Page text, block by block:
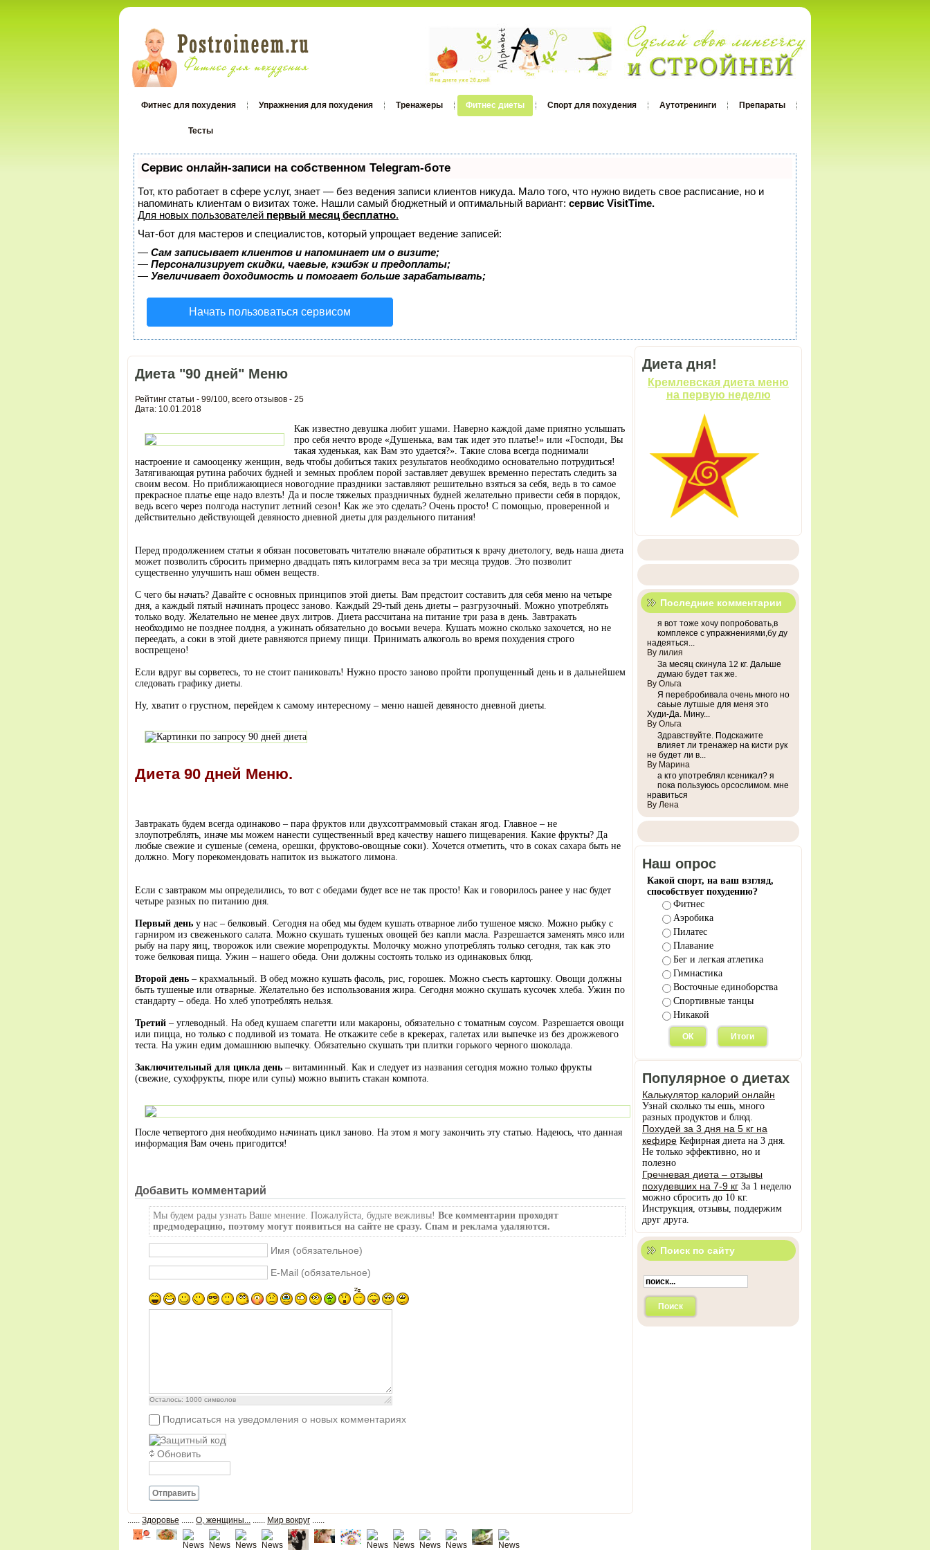
Фитнес для похудения Упражнения для похудения Тренажеры Фитнес диеты Спорт для похудения Аутотренинги Препараты
Тесты
Сервис онлайн-записи на собственном Telegram-боте
Тот, кто работает в сфере услуг, знает — без ведения записи клиентов никуда. Мало того, что нужно видеть свое расписание, но и
напоминать клиентам о визитах тоже. Нашли самый бюджетный и оптимальный вариант: сервис VisitTime.
Для новых пользователей первый месяц бесплатно.
Чат-бот для мастеров и специалистов, который упрощает ведение записей:
— Сам записывает клиентов и напоминает им о визите;
— Персонализирует скидки, чаевые, кэшбэк и предоплаты;
— Увеличивает доходимость и помогает больше зарабатывать;
Начать пользоваться сервисом
Диета "90 дней" Меню
Рейтинг статьи - 99/100, всего отзывов - 25
Дата: 10.01.2018
Как известно девушка любит ушами. Наверно каждой даме приятно услышать
про себя нечто вроде «Душенька, вам так идет это платье!» или «Господи, Вы
такая худенькая, как Вам это удается?». Такие слова всегда поднимали
настроение и самооценку женщин, ведь чтобы добиться таких результатов необходимо основательно потрудиться!
Затягивающая рутина рабочих будней и земных проблем порой заставляет девушек временно перестать следить за
своим весом. Но приближающиеся новогодние праздники заставляют решительно взяться за себя, ведь в то самое
прекрасное платье еще надо влезть! Да и после тяжелых праздничных будней желательно привести себя в порядок,
ведь всего через полгода наступит летний сезон! Как же это сделать? Очень просто! С помощью, проверенной и
действительно действующей девяносто дневной диеты для раздельного питания!
Перед продолжением статьи я обязан посоветовать читателю вначале обратиться к врачу диетологу, ведь наша диета
может позволить сбросить примерно двадцать пять килограмм веса за три месяца трудов. Это позволит
существенно улучшить наш обмен веществ.
С чего бы начать? Давайте с основных принципов этой диеты. Вам предстоит составить для себя меню на четыре
дня, а каждый пятый начинать процесс заново. Каждый 29-тый день диеты – разгрузочный. Можно употреблять
только воду. Желательно не менее двух литров. Диета рассчитана на питание три раза в день. Завтракать
необходимо не позднее полдня, а ужинать обязательно до восьми вечера. Кушать можно сколько захочется, но не
переедать, а соки в этой диете равняются приему пищи. Принимать алкоголь во время похудения строго
воспрещено!
Если вдруг вы сорветесь, то не стоит паниковать! Нужно просто заново пройти пропущенный день и в дальнейшем
следовать графику диеты.
Ну, хватит о грустном, перейдем к самому интересному – меню нашей девяносто дневной диеты.
Диета 90 дней Меню.
Завтракать будем всегда одинаково – пара фруктов или двухсотграммовый стакан ягод. Главное – не
злоупотреблять, иначе мы можем нанести существенный вред качеству нашего пищеварения. Какие фрукты? Да
любые свежие и сушеные (семена, орешки, фруктово-овощные соки). Хочется отметить, что в соках сахара быть не
должно. Могу порекомендовать напиток из выжатого лимона.
Если с завтраком мы определились, то вот с обедами будет все не так просто! Как и говорилось ранее у нас будет
четыре разных по питанию дня.
Первый день у нас – белковый. Сегодня на обед мы будем кушать отварное либо тушеное мяско. Можно рыбку с
гарниром из свеженького салата. Можно скушать тушеных овощей без капли масла. Разрешается заменять мясо или
рыбу на пару яиц, творожок или свежие морепродукты. Молочку можно употреблять только сегодня, так как это
тоже белковая пища. Ужин – нашего обеда. Они должны состоять только из одинаковых блюд.
Второй день – крахмальный. В обед можно кушать фасоль, рис, горошек. Можно съесть картошку. Овощи должны
быть тушеные или отварные. Желательно без использования жира. Сегодня можно скушать кусочек хлеба. Ужин по
стандарту – обеда. Но хлеб употреблять нельзя.
Третий – углеводный. На обед кушаем спагетти или макароны, обязательно с томатным соусом. Разрешается овощи
или пицца, но только с подливой из томата. Не откажите себе в крекерах, галетах или выпечке из без дрожжевого
теста. На ужин едим домашнюю выпечку. Обязательно скушать три плитки горького черного шоколада.
Заключительный для цикла день – витаминный. Как и следует из названия сегодня можно только фрукты
(свежие, сухофрукты, пюре или супы) можно выпить стакан компота.
После четвертого дня необходимо начинать цикл заново. На этом я могу закончить эту статью. Надеюсь, что данная
информация Вам очень пригодится!
Добавить комментарий
Мы будем рады узнать Ваше мнение. Пожалуйста, будьте вежливы! Все комментарии проходят
предмодерацию, поэтому могут появиться на сайте не сразу. Спам и реклама удаляются.
Имя (обязательное)
E-Mail (обязательное)
Осталось: 1000 символов
Подписаться на уведомления о новых комментариях
Обновить
Отправить
Диета дня!
Кремлевская диета меню
на первую неделю
Последние комментарии
я вот тоже хочу попробовать,в
комплексе с упражнениями,бу ду
надеяться...
By лилия
За месяц скинула 12 кг. Дальше
думаю будет так же.
By Ольга
Я перебробивала очень много но
саьые лутшые для меня это
Худи-Да. Мину...
By Ольга
Здравствуйте. Подскажите
влияет ли тренажер на кисти рук
не будет ли в...
By Марина
а кто употреблял ксеникал? я
пока пользуюсь орсослимом. мне
нравиться
By Лена
Наш опрос
Какой спорт, на ваш взгляд,
способствует похудению?
Фитнес
Аэробика
Пилатес
Плавание
Бег и легкая атлетика
Гимнастика
Восточные единоборства
Спортивные танцы
Никакой
Популярное о диетах
Калькулятор калорий онлайн
Узнай сколько ты ешь, много
разных продуктов и блюд.
Похудей за 3 дня на 5 кг на
кефире Кефирная диета на 3 дня.
Не только эффективно, но и
полезно
Гречневая диета – отзывы
похудевших на 7-9 кг За 1 неделю
можно сбросить до 10 кг.
Инструкция, отзывы, поддержим
друг друга.
Поиск по сайту
...... Здоровье ...... О, женщины... ...... Мир вокруг ......